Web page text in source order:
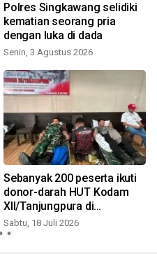
Polres Singkawang selidiki
kematian seorang pria
dengan luka di dada
Senin, 3 Agustus 2026
Sebanyak 200 peserta ikuti
donor-darah HUT Kodam
XII/Tanjungpura di
Singkawang
Sabtu, 18 Juli 2026